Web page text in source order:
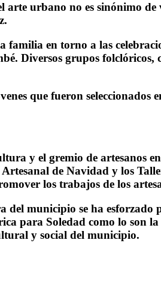
arte urbano no es sinónimo
en torno a las
Diversos grupos
que fueron
y el gremio de artesanos en
de Navidad y los
los trabajos de los
municipio se ha
para Soledad como lo son
y social del municipio.